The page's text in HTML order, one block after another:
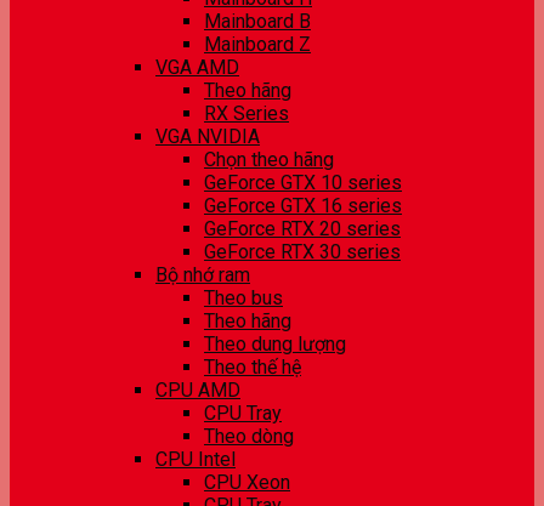
Mainboard B
Mainboard Z
VGA AMD
Theo hãng
RX Series
VGA NVIDIA
Chọn theo hãng
GeForce GTX 10 series
GeForce GTX 16 series
GeForce RTX 20 series
GeForce RTX 30 series
Bộ nhớ ram
Theo bus
Theo hãng
Theo dung lượng
Theo thế hệ
CPU AMD
CPU Tray
Theo dòng
CPU Intel
CPU Xeon